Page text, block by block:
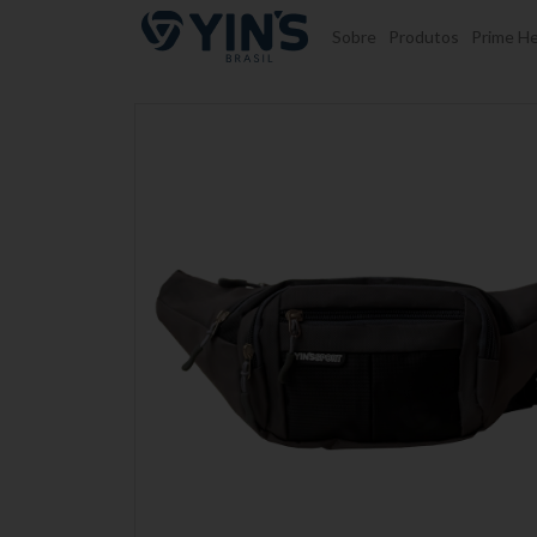
Pular para o conteúdo Sobre Produtos Prime